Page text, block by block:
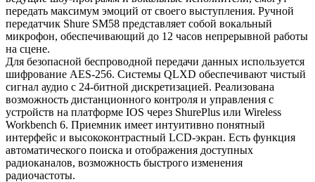
передать максимум эмоций от своего выступления. Ручной
передатчик Shure SM58 представляет собой вокальный
микрофон, обеспечивающий до 12 часов непрерывной работы
на сцене.
Для безопасной беспроводной передачи данных используется
шифрование AES-256. Системы QLXD обеспечивают чистый
сигнал аудио с 24-битной дискретизацией. Реализована
возможность дистанционного контроля и управления с
устройств на платформе IOS через ShurePlus или Wireless
Workbench 6. Приемник имеет интуитивно понятный
интерфейс и высококонтрастный LCD-экран. Есть функция
автоматического поиска и отображения доступных
радиоканалов, возможность быстрого изменения
радиочастоты.